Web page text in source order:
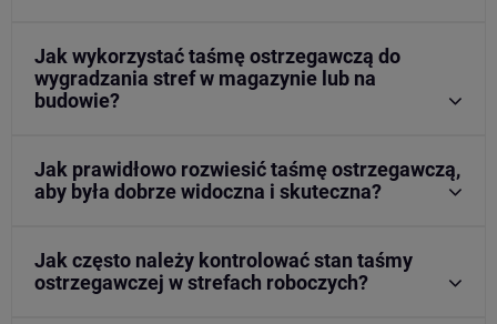
Jak wykorzystać taśmę ostrzegawczą do
wygradzania stref w magazynie lub na
budowie?
Jak prawidłowo rozwiesić taśmę ostrzegawczą,
aby była dobrze widoczna i skuteczna?
Jak często należy kontrolować stan taśmy
ostrzegawczej w strefach roboczych?